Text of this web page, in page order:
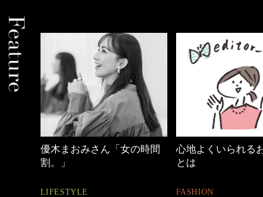
優木まおみさん「女の時間
割。」
LIFESTYLE
心地よくいられるおし
とは
FASHION